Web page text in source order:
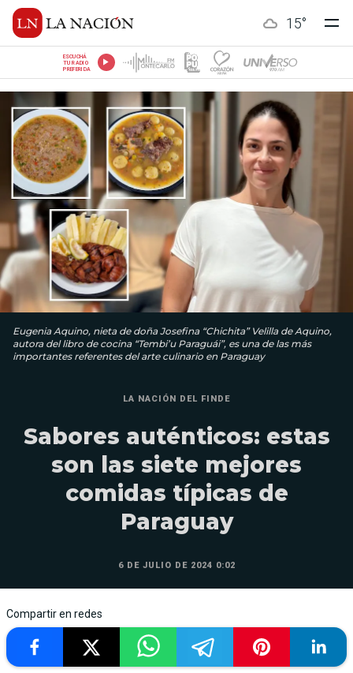
15°
ESCUCHÁ
TU RADIO
PREFERIDA
Eugenia Aquino, nieta de doña Josefina “Chichita” Velilla de Aquino,
autora del libro de cocina “Tembi’u Paraguái”, es una de las más
importantes referentes del arte culinario en Paraguay
LA NACIÓN DEL FINDE
Sabores auténticos: estas
son las siete mejores
comidas típicas de
Paraguay
6 DE JULIO DE 2024 0:02
Compartir en redes